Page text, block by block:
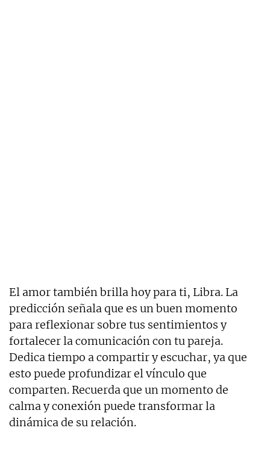
El amor también brilla hoy para ti, Libra. La
predicción señala que es un buen momento
para reflexionar sobre tus sentimientos y
fortalecer la comunicación con tu pareja.
Dedica tiempo a compartir y escuchar, ya que
esto puede profundizar el vínculo que
comparten. Recuerda que un momento de
calma y conexión puede transformar la
dinámica de su relación.